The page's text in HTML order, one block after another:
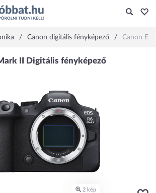
Canon digitális fényképező Canon